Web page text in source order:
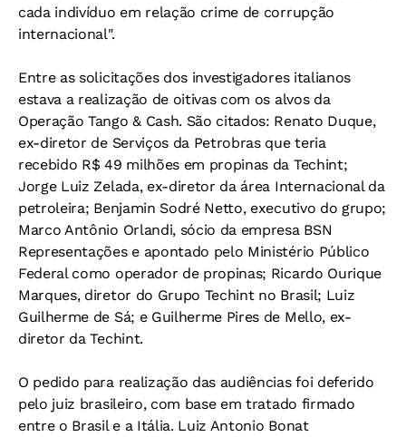
cada indivíduo em relação crime de corrupção
internacional".
Entre as solicitações dos investigadores italianos
estava a realização de oitivas com os alvos da
Operação Tango & Cash. São citados: Renato Duque,
ex-diretor de Serviços da Petrobras que teria
recebido R$ 49 milhões em propinas da Techint;
Jorge Luiz Zelada, ex-diretor da área Internacional da
petroleira; Benjamin Sodré Netto, executivo do grupo;
Marco Antônio Orlandi, sócio da empresa BSN
Representações e apontado pelo Ministério Público
Federal como operador de propinas; Ricardo Ourique
Marques, diretor do Grupo Techint no Brasil; Luiz
Guilherme de Sá; e Guilherme Pires de Mello, ex-
diretor da Techint.
O pedido para realização das audiências foi deferido
pelo juiz brasileiro, com base em tratado firmado
entre o Brasil e a Itália. Luiz Antonio Bonat